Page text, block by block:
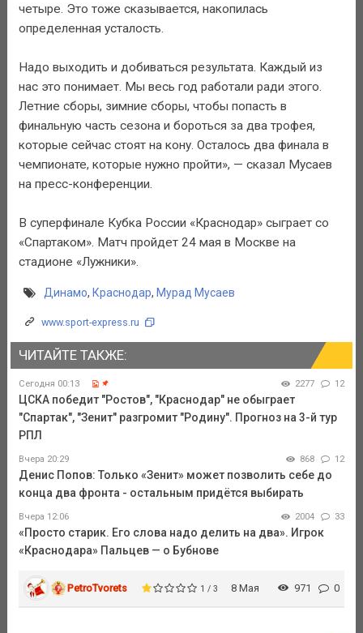
четыре. Это тоже сказывается, накопилась
определенная усталость.
Надо выходить и добиваться результата. Каждый из
нас это понимает. Мы весь год работали ради этого.
Летние сборы, зимние сборы, чтобы попасть в
финальную часть сезона и бороться за два трофея,
которые сейчас стоят на кону. Осталось два финала в
чемпионате, которые нужно пройти», — сказал Мусаев
на пресс-конференции.
В суперфинале Кубка России «Краснодар» сыграет со
«Спартаком». Матч пройдет 24 мая в Москве на
стадионе «Лужники».
Динамо, Краснодар, Мурад Мусаев
www.sport-express.ru
ЧИТАЙТЕ ТАКЖЕ:
Сегодня 00:13 2277 12
ЦСКА победит "Ростов", "Краснодар" не обыграет
"Спартак", "Зенит" разгромит "Родину". Прогноз на 3-й тур
РПЛ
Вчера 20:29 868 12
Денис Попов: Только «Зенит» может позволить себе до
конца два фронта - остальным придётся выбирать
Вчера 12:06 2004 33
«Просто старик. Его слова надо делить на два». Игрок
«Краснодара» Пальцев — о Бубнове
PetroTvorets 1 / 3 8 Мая 971 0